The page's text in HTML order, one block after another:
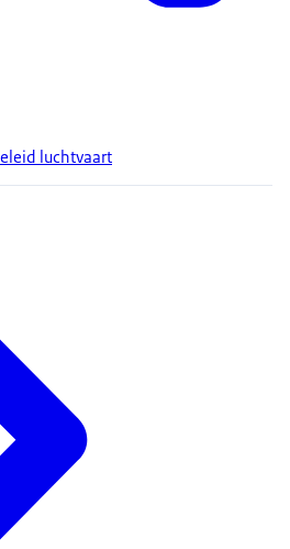
luchtvaart